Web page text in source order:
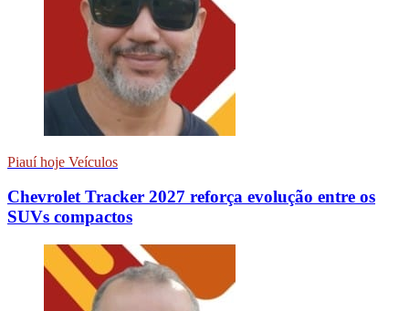
Piauí hoje Veículos
Chevrolet Tracker 2027 reforça evolução entre os
SUVs compactos